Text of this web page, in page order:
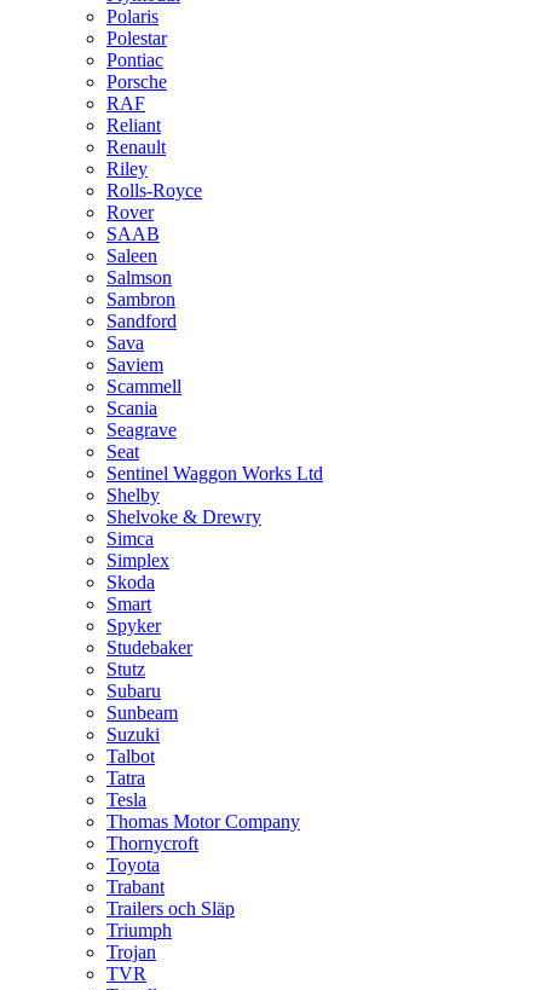
Polaris
Polestar
Pontiac
Porsche
RAF
Reliant
Renault
Riley
Rolls-Royce
Rover
SAAB
Saleen
Salmson
Sambron
Sandford
Sava
Saviem
Scammell
Scania
Seagrave
Seat
Sentinel Waggon Works Ltd
Shelby
Shelvoke & Drewry
Simca
Simplex
Skoda
Smart
Spyker
Studebaker
Stutz
Subaru
Sunbeam
Suzuki
Talbot
Tatra
Tesla
Thomas Motor Company
Thornycroft
Toyota
Trabant
Trailers och Släp
Triumph
Trojan
TVR